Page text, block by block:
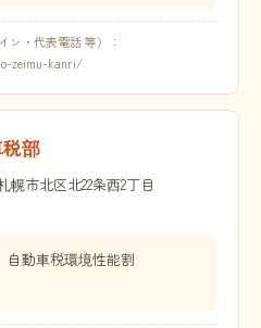
ン・代表電話 等）：
zeimu-kanri/
部
幌市北区北22条西2丁目
自動車税環境性能割